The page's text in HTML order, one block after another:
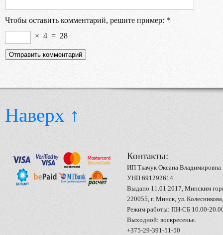
Чтобы оставить комментарий, решите пример: *
× 4 = 28
Наверх ↑
Контакты:
ИП Ткачук Оксана Владимировна
УНП 691292614
Выдано 11.01.2017, Минским
220055, г. Минск, ул.
Режим работы: ПН-СБ 10.00-
Выходной: воскресенье.
+375-29-391-51-50